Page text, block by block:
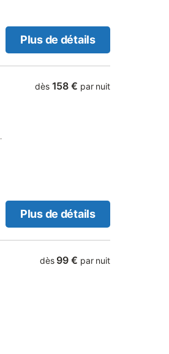
Plus de détails
dès 158 € par nuit
Plus de détails
dès 99 € par nuit